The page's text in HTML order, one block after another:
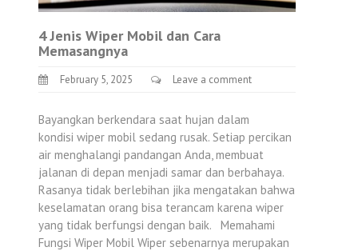
4 Jenis Wiper Mobil dan Cara
Memasangnya
February 5, 2025 Leave a comment
Bayangkan berkendara saat hujan dalam
kondisi wiper mobil sedang rusak. Setiap percikan
air menghalangi pandangan Anda, membuat
jalanan di depan menjadi samar dan berbahaya.
Rasanya tidak berlebihan jika mengatakan bahwa
keselamatan orang bisa terancam karena wiper
yang tidak berfungsi dengan baik. Memahami
Fungsi Wiper Mobil Wiper sebenarnya merupakan